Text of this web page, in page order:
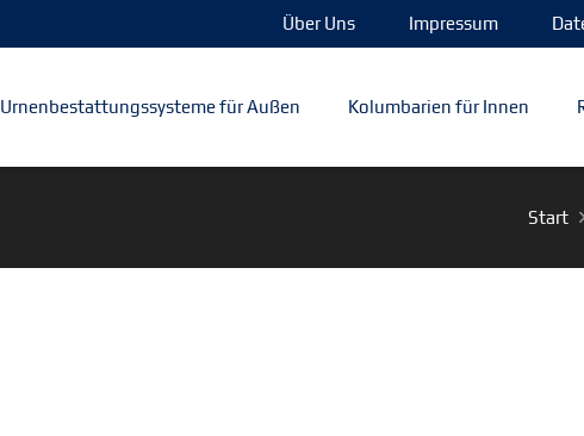
Über Uns Impressum
Urnenbestattungssysteme für Außen Kolumbarien für Innen
Start